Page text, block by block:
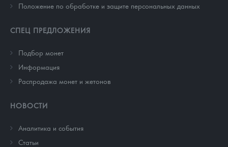
Положение по обработке и защите персональных данных
СПЕЦ ПРЕДЛОЖЕНИЯ
Подбор монет
Информация
Распродажа монет и жетонов
НОВОСТИ
Аналитика и события
Cтатьи